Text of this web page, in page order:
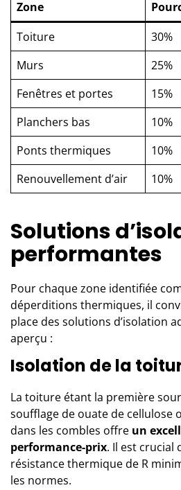
Zone
Toiture
30%
Murs
25%
Fenêtres et portes
15%
Planchers bas
10%
Ponts thermiques
10%
Renouvellement d’air
10%
Solutions
performantes
Pour chaque zone identifiée
déperditions thermiques, il
placedes solutions d’isolation
aperçu :
Isolation de la
La toiture étant la première
soufflage de ouate de cellulose
dans les combles offre un
performance-prix. Il est crucial
résistance thermique de R
les normes.